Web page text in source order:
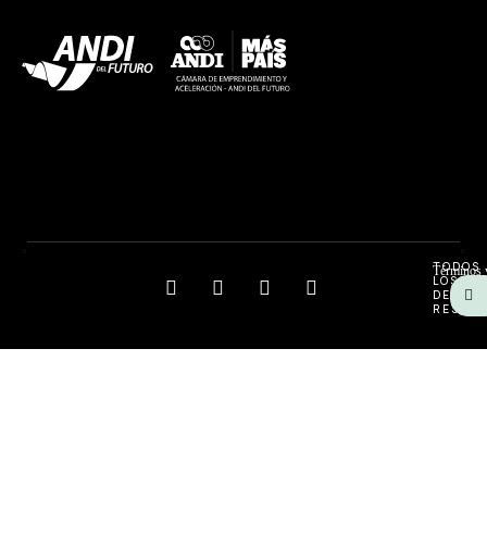
TODOS
LOS
Términos